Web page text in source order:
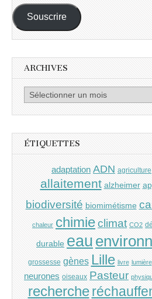
mail :
Souscrire
ARCHIVES
Archives
ÉTIQUETTES
adaptation ADN agriculture
allaitement alzheimer
biodiversité biomimétisme
chaleur chimieclimat CO2
durable eau
grossesse gènes Lille livre lumière
neurones oiseaux Pasteur
recherche